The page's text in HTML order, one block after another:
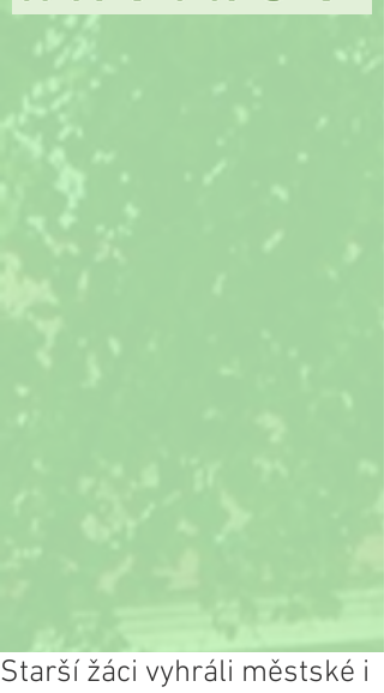
Starší žáci vyhráli městské i